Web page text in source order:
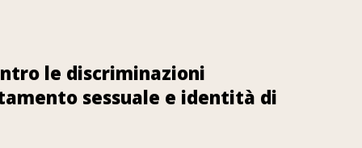
le discriminazioni
sessuale e identità di